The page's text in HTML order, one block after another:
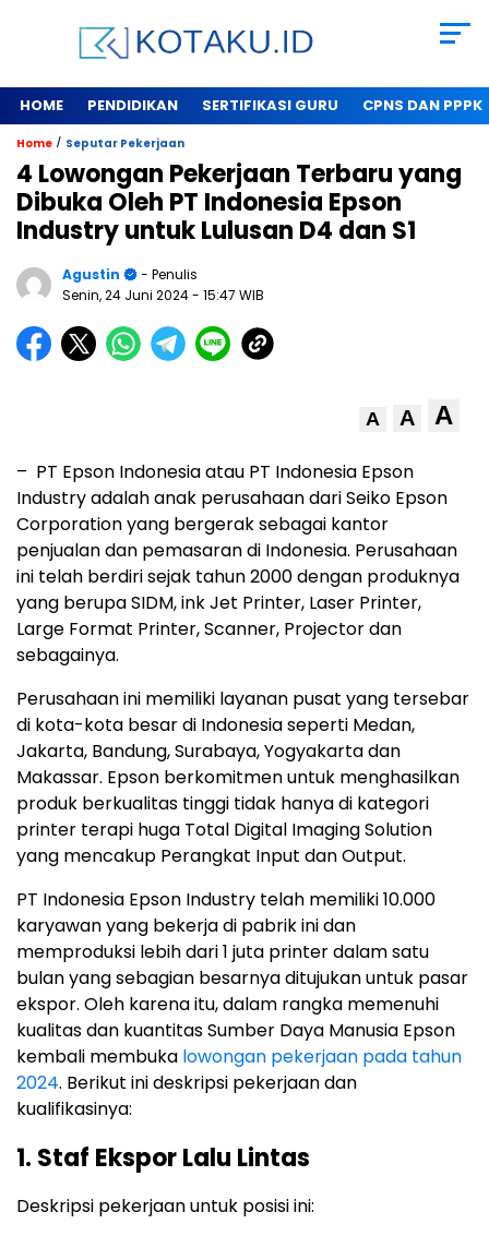
HOME PENDIDIKAN SERTIFIKASI GURU CPNS DAN PPPK
Home / Seputar Pekerjaan
4 Lowongan Pekerjaan Terbaru yang
Dibuka Oleh PT Indonesia Epson
Industry untuk Lulusan D4 dan S1
Agustin
- Penulis
Senin, 24 Juni 2024- 15:47 WIB
A A A
– PT Epson Indonesia atau PT Indonesia Epson
Industry adalah anak perusahaan dari Seiko Epson
Corporation yang bergerak sebagai kantor
penjualan dan pemasaran di Indonesia. Perusahaan
ini telah berdiri sejak tahun 2000 dengan produknya
yang berupa SIDM, ink Jet Printer, Laser Printer,
Large Format Printer, Scanner, Projector dan
sebagainya.
Perusahaan ini memiliki layanan pusat yang tersebar
di kota-kota besar di Indonesia seperti Medan,
Jakarta, Bandung, Surabaya, Yogyakarta dan
Makassar. Epson berkomitmen untuk menghasilkan
produk berkualitas tinggi tidak hanya di kategori
printer terapi huga Total Digital Imaging Solution
yang mencakup Perangkat Input dan Output.
PT Indonesia Epson Industry telah memiliki 10.000
karyawan yang bekerja di pabrik ini dan
memproduksi lebih dari 1 juta printer dalam satu
bulan yang sebagian besarnya ditujukan untuk pasar
ekspor. Oleh karena itu, dalam rangka memenuhi
kualitas dan kuantitas Sumber Daya Manusia Epson
kembali membuka lowongan pekerjaan pada tahun
2024. Berikut ini deskripsi pekerjaan dan
kualifikasinya:
1. Staf Ekspor Lalu Lintas
Deskripsi pekerjaan untuk posisi ini: